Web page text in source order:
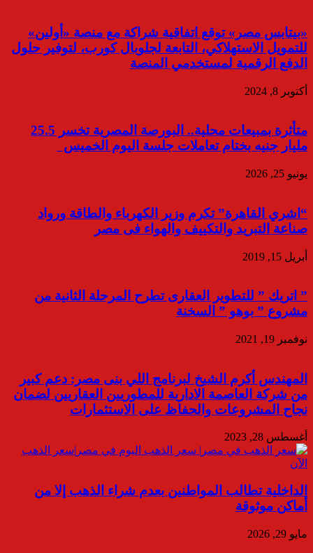
«بيتابس مصر» توقع اتفاقية شراكة مع منصة «أولين»
للتمويل الاستهلاكي، التابعة لجلوبال كورب، لتوفير حلول
الدفع الرقمية لمستخدمي المنصة
أكتوبر 8, 2024
متأثرة بمبيعات محلية.. البورصة المصرية تخسر 25.5
مليار جنيه بختام تعاملات جلسة اليوم الخميس
يونيو 25, 2026
“اشري القاهرة” تكرم وزير الكهرباء والطاقة ورواد
صناعة التبريد والتكييف والهواء فى مصر
أبريل 15, 2019
” اتريك ” للتطوير العقارى تطرح المرحلة الثانية من
مشروع ” بوهو ” السخنة
نوفمبر 19, 2021
المهندس أكرم الشيخ لبرنامج اللي بنى مصر: دعم كبير
من شركة العاصمة الادارية للمطوريين العقاريين لضمان
نجاح المشروعات والحفاظ على الاستثمارات
أغسطس 28, 2023
الداخلية تطالب المواطنين بعدم شراء الذهب إلا من
أماكن موثوقة
مايو 29, 2026